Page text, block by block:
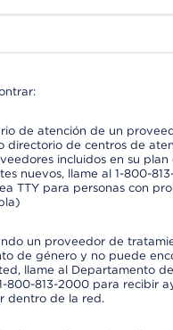
de atención de un
directorio de centros de
incluidos en su
nuevos, llame al 1-800-
TTY para personas con
un proveedor de
de género y no puede
llame al Departamento
800-813-2000 para recibir
dentro de la red.